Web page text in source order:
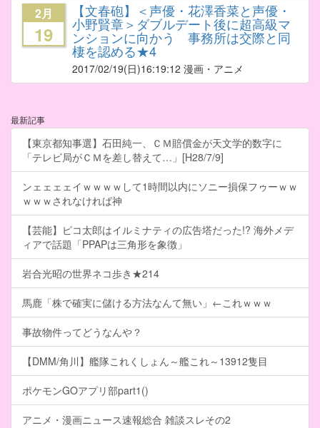
2月
19
【文春砲】＜声優・花澤香菜と声優・
小野賢章＞ダブルデート後に超高級マ
ンションに向かう 事務所は交際と同
棲を認める★4
2017/02/19(日)16:19:12 漫画・アニメ
最新記事
【東京都知事選】石田純一、ＣＭ賠償金が天文学的数字に
「テレビ局がＣＭを差し替えて…」[H28/7/9]
ンェェェェイｗｗｗｗして1時間以内にソニー損保フゥーｗｗ
ｗｗｗされなければ神
【芸能】ピコ太郎はイルミナティの広告塔だった!? 海外メデ
ィアで話題「PPAPは三角形を象徴」
岩合光昭の世界ネコ歩き★214
馬鹿「株で確実に儲ける方法なんて無い」←これｗｗｗ
事故物件ってどうなんや？
【DMM/角川】艦隊これくしょん～艦これ～13912隻目
ポケモンGOアプリ部part1()
アニメ・漫画ニュース速報総合 雑談スレその2